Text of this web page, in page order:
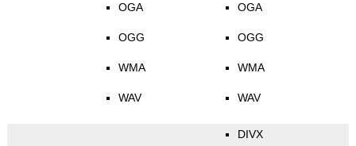
OGA
OGG
WMA
WAV
OGA
OGG
WMA
WAV
DIVX